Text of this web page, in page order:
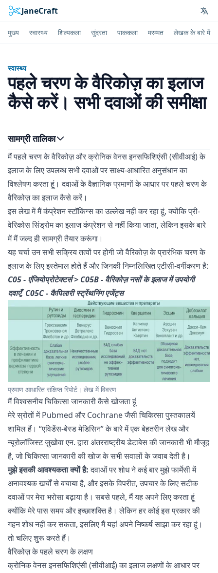
JaneCraft
मुख्य स्वास्थ्य शिल्पकला सुंदरता पाककला मरम्मत लेखक के बारे में
स्वास्थ्य
पहले चरण के वैरिकोज़ का इलाज
कैसे करें। सभी दवाओं की समीक्षा
मैं पहले चरण के वैरिकोज़ और क्रोनिक वेनस इनसफिशिएंसी (सीवीआई) के
इलाज के लिए उपलब्ध सभी दवाओं पर साक्ष्य-आधारित अनुसंधान का
विश्लेषण करता हूं। दवाओं के वैज्ञानिक प्रमाणों के आधार पर पहले चरण के
वैरिकोज़ का इलाज कैसे करें।
इस लेख में मैं कंप्रेशन स्टॉकिंग्स का उल्लेख नहीं कर रहा हूं, क्योंकि प्री-
वेरिकोस सिंड्रोम का इलाज कंप्रेशन से नहीं किया जाता, लेकिन इसके बारे
में मैं जल्द ही सामग्री तैयार करूंगा।
यह चर्चा उन सभी सक्रिय तत्वों पर होगी जो वैरिकोज़ के प्रारंभिक चरण के
इलाज के लिए इस्तेमाल होते हैं और जिनकी निम्नलिखित एटीसी-वर्गीकरण है:
C05 - एंजियोप्रोटेक्टर्स > C05B - वैरिकोज़ नसों के इलाज में उपयोगी
दवाएँ, C05C - कैपिलारी स्ट्रेंथनिंग एजेंट्स
प्रमाण आधारित संक्षिप्त रिपोर्ट। लेख में विवरण
मैं विश्वसनीय चिकित्सा जानकारी कैसे खोजता हूं
मेरे स्रोतों मेंPubmed और Cochraneजैसी चिकित्सा पुस्तकालयें
शामिल हैं। “एविडेंस-बेस्ड मेडिसिन” के बारे मेंएक बेहतरीन लेखऔर
न्यूरोलॉजिस्ट ज़ुखोवा एन. द्वारा अंतरराष्ट्रीय डेटाबेस की जानकारी भी मौजूद
है, जो चिकित्सा जानकारी की खोज के सभी सवालों के जवाब देती है।
मुझे इसकी आवश्यकता क्यों है:दवाओं पर शोध ने कई बार मुझे फार्मेसी में
अनावश्यक खर्चों से बचाया है, और इसके विपरीत, उपचार के लिए सटीक
दवाओं पर मेरा भरोसा बढ़ाया है। सबसे पहले, मैं यह अपने लिए करता हूं
क्योंकि मेरे पास समय और इच्छाशक्ति है। लेकिन हर कोई इस प्रकार की
गहन शोध नहीं कर सकता, इसलिए मैं यहां अपने निष्कर्ष साझा कर रहा हूं।
तो चलिए शुरू करते हैं।
वैरिकोज़ के पहले चरण के लक्षण
क्रोनिक वेनस इनसफिशिएंसी (सीवीआई) का इलाज लक्षणों के आधार पर
सामग्री तालिका